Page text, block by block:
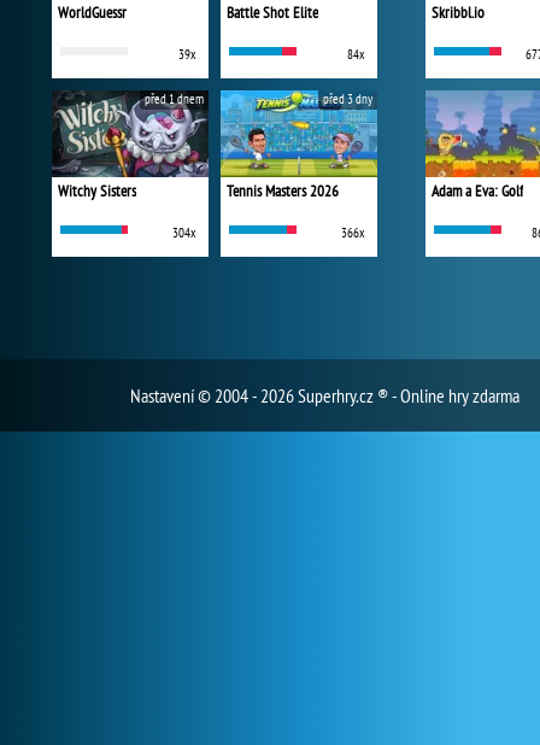
WorldGuessr
39x
Battle Shot Elite
84x
Witchy Sisters
304x
před 1 dnem
Tennis Masters 2026
366x
před 3 dny
Skribbl.io
Adam a Eva: Golf
Nastavení© 2004 - 2026 Superhry.cz ® - Online hry zdarma